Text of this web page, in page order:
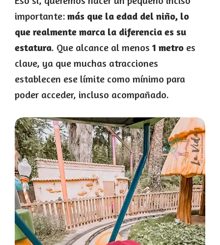
importante: más que la edad del niño, lo
que realmente marca la diferencia es su
estatura. Que alcance al menos1 metro es
clave, ya que muchas atracciones
establecen ese límite como mínimo para
poder acceder, incluso acompañado.